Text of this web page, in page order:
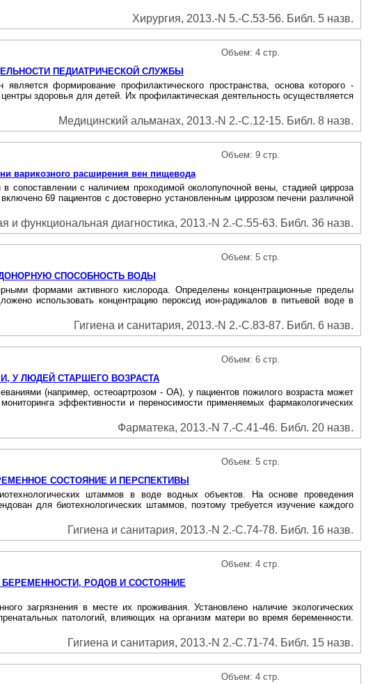
Хирургия, 2013.-N 5.-С.53-56. Библ. 5 назв.
ПЕДИАТРИЧЕСКОЙ СЛУЖБЫ
Объем: 4 стр.
формирование профилактического пространства, основа которого -
здоровья для детей. Их профилактическая деятельность осуществляется
Медицинский альманах, 2013.-N 2.-С.12-15. Библ. 8 назв.
варикозного расширения вен пищевода
Объем: 9 стр.
сопоставлении с наличием проходимой околопупочной вены, стадией цирроза
69 пациентов с достоверно установленным циррозом печени различной
и функциональная диагностика, 2013.-N 2.-С.55-63. Библ. 36 назв.
СПОСОБНОСТЬ ВОДЫ
Объем: 5 стр.
формами активного кислорода. Определены концентрационные пределы
использовать концентрацию пероксид ион-радикалов в питьевой воде в
Гигиена и санитария, 2013.-N 2.-С.83-87. Библ. 6 назв.
У ЛЮДЕЙ СТАРШЕГО ВОЗРАСТА
Объем: 6 стр.
(например, остеоартрозом - OA), у пациентов пожилого возраста может
эффективности и переносимости применяемых фармакологических
Фарматека, 2013.-N 7.-С.41-46. Библ. 20 назв.
СОСТОЯНИЕ И ПЕРСПЕКТИВЫ
Объем: 5 стр.
штаммов в воде водных объектов. На основе проведения
для биотехнологических штаммов, поэтому требуется изучение каждого
Гигиена и санитария, 2013.-N 2.-С.74-78. Библ. 16 назв.
РОДОВ И СОСТОЯНИЕ
Объем: 4 стр.
загрязнения в месте их проживания. Установлено наличие экологических
патологий, влияющих на организм матери во время беременности.
Гигиена и санитария, 2013.-N 2.-С.71-74. Библ. 15 назв.
Объем: 4 стр.